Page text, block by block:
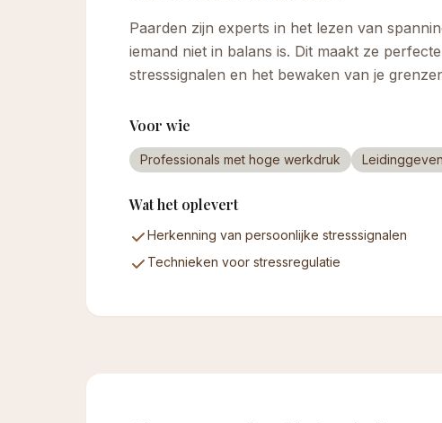
Paarden zijn experts in het lezen van
iemand niet in balans is. Dit maakt ze
stresssignalen en het bewaken van je
Voor wie
Professionals met hoge werkdruk
Wat het oplevert
Herkenning van persoonlijke stresssignalen
Technieken voor stressregulatie